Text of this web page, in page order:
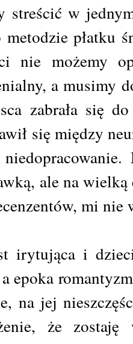
streścić w
metodzie płatku
nie możemy
a musimy
zabrała się
się między
ale na wielką
mi nie
irytująca i
epoka
na jej
że